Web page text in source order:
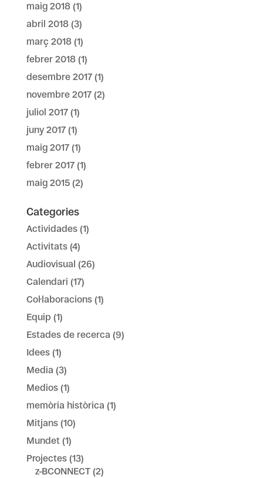
maig 2018(1)
abril 2018(3)
març 2018(1)
febrer 2018(1)
desembre 2017(1)
novembre 2017(2)
juliol 2017(1)
juny 2017(1)
maig 2017(1)
febrer 2017(1)
maig 2015(2)
Categories
Actividades(1)
Activitats(4)
Audiovisual (26)
Calendari (17)
Col·laboracions(1)
Equip (1)
Estades de recerca (9)
Idees(1)
Media (3)
Medios(1)
memòria històrica (1)
Mitjans(10)
Mundet(1)
Projectes(13)
z-BCONNECT(2)